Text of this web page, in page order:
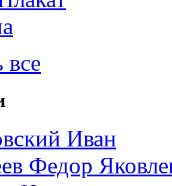
все
Иван
Федор